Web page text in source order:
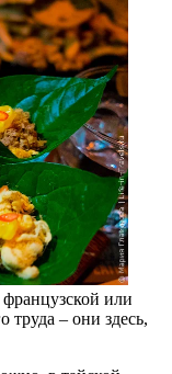
или
труда – они здесь,